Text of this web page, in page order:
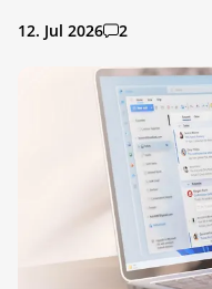
12. Jul 2026 2